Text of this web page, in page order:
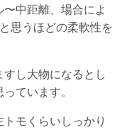
中距離、場合によ
思うほどの柔軟性を
し大物になるとし
ています。
モくらいしっかり